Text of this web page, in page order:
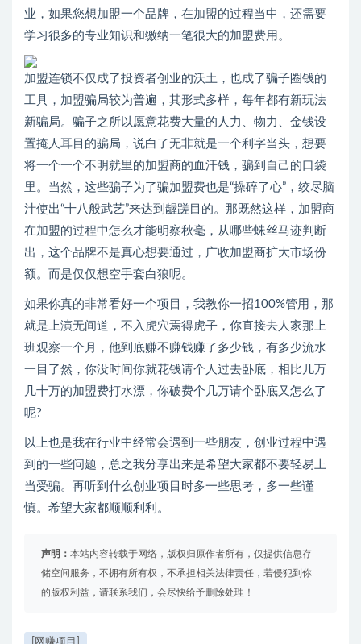
业，如果您想加盟一个品牌，在加盟的过程当中，还需要
学习很多的专业知识和缴纳一笔很大的加盟费用。
加盟连锁不仅成了投资者创业的沃土，也成了骗子圈钱的
工具，加盟骗局较为普遍，其形式多样，每年都有新玩法
新骗局。骗子之所以愿意花费大量的人力、物力、金钱设
置掩人耳目的骗局，说白了无非就是一个利字当头，想要
将一个一个不明就里的加盟商的血汗钱，骗到自己的口袋
里。当然，这些骗子为了骗加盟费也是“操碎了心”，绞尽脑
汁使出“十八般武艺”来达到龌蹉目的。那既然这样，加盟商
在加盟的过程中怎么才能明察秋毫，从哪些蛛丝马迹判断
出，这个品牌不是真心想要通过，广收加盟商扩大市场份
额。而是仅仅想空手套白狼呢。
如果你真的非常看好一个项目，我教你一招100%管用，那
就是上演无间道，不入虎穴焉得虎子，你直接去人家那上
班观察一个月，他到底赚不赚钱赚了多少钱，有多少流水
一目了然，你没时间你就花钱请个人过去卧底，相比几万
几十万的加盟费打水漂，你破费个几万请个卧底又怎么了
呢?
以上也是我在行业中经常会遇到一些朋友，创业过程中遇
到的一些问题，总之我分享出来是希望大家都不要轻易上
当受骗。再听到什么创业项目时多一些思考，多一些谨
慎。希望大家都顺顺利利。
声明： 本站内容转载于网络，版权归原作者所有，仅提供信息存
储空间服务，不拥有所有权，不承担相关法律责任，若侵犯到你
的版权利益，请联系我们，会尽快给予删除处理！